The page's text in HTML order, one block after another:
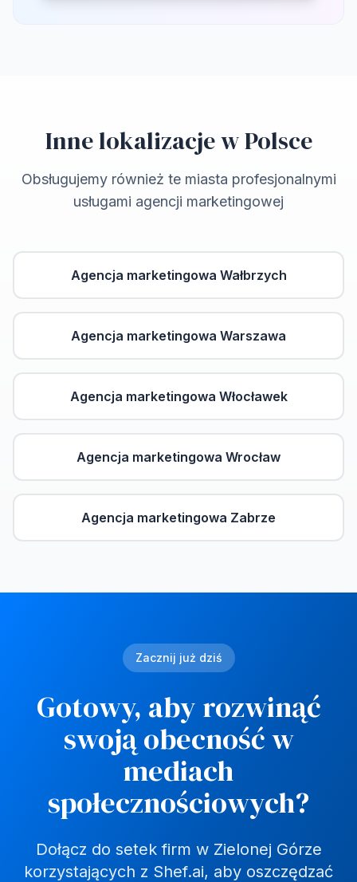
Inne lokalizacje w Polsce
Obsługujemy również te miasta profesjonalnymi
usługami agencji marketingowej
Agencja marketingowa Wałbrzych
Agencja marketingowa Warszawa
Agencja marketingowa Włocławek
Agencja marketingowa Wrocław
Agencja marketingowa Zabrze
Zacznij już dziś
Gotowy, aby rozwinąć
swoją obecność w
mediach
społecznościowych?
Dołącz do setek firm w Zielonej Górze
korzystających z Shef.ai, aby oszczędzać